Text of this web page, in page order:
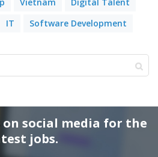
IT Software Development
social media for the
jobs.